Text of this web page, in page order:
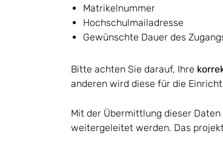
Matrikelnummer
Hochschulmailadresse
Gewünschte Dauer des
Bitte achten Sie darauf, Ihre
anderen wird diese für die
Mit der Übermittlung dieser
weitergeleitet werden. Das